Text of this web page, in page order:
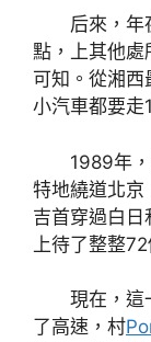
后來，年
點，上其他處
可知。從湘西
小汽車都要走
1989年
特地繞道北京
吉首穿過白
上待了整整
現在，這
了高速，村